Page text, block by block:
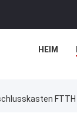
HEIM
FTTH